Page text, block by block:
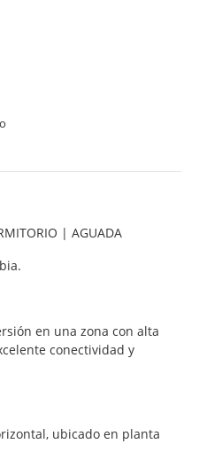
| AGUADA
en una zona con alta
conectividad y
ubicado en planta